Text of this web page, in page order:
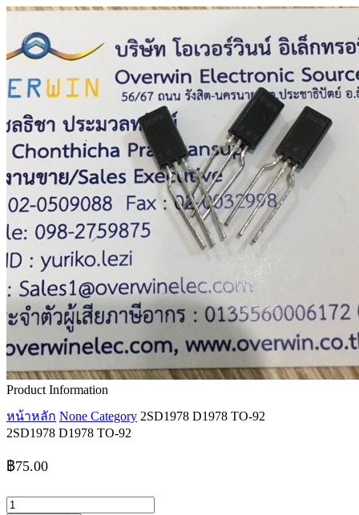
Product Information
หน้าหลัก None Category 2SD1978 D1978 TO-92
2SD1978 D1978 TO-92
฿75.00
จำนวน